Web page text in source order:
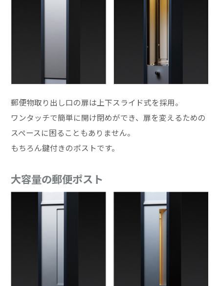
郵便物取り出し口の扉は上下スライド式を採用。
ワンタッチで簡単に開け閉めができ、扉を変えるための
スペースに困ることもありません。
もちろん鍵付きのポストです。
大容量の郵便ポスト